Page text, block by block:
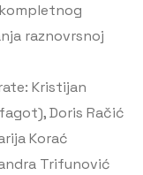
raznovrsnoj
Kristijan
Doris Račić
Korać
Trifunović